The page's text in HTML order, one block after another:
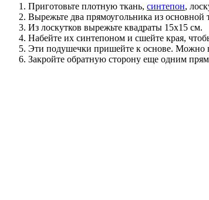
Приготовьте плотную ткань, синтепон,
Вырежьте два прямоугольника из основной
Из лоскутков вырежьте квадраты 15х15 см.
Набейте их синтепоном и сшейте края,
Эти подушечки пришейте к основе. Можно
Закройте обратную сторону еще одним